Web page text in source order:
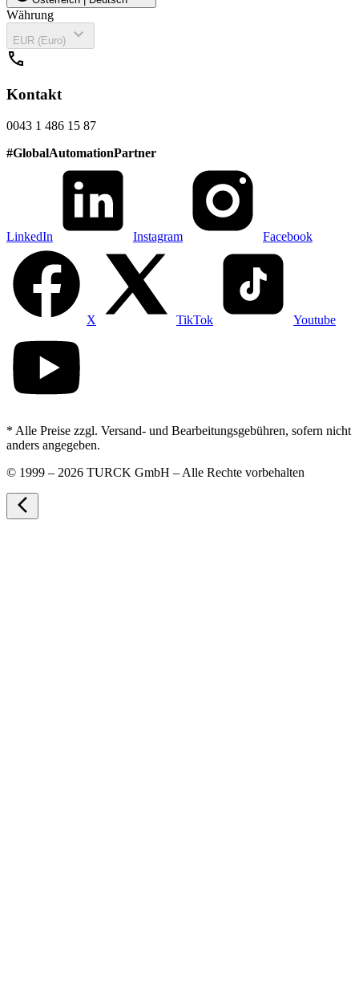
Währung
EUR (Euro)
expand_more
call
Kontakt
0043 1 486 15 87
#GlobalAutomationPartner
LinkedIn Instagram Facebook
X TikTok Youtube
* Alle Preise zzgl. Versand- und Bearbeitungsgebühren, sofern nicht
anders angegeben.
© 1999 – 2026 TURCK GmbH – Alle Rechte vorbehalten
arrow_back_ios_new